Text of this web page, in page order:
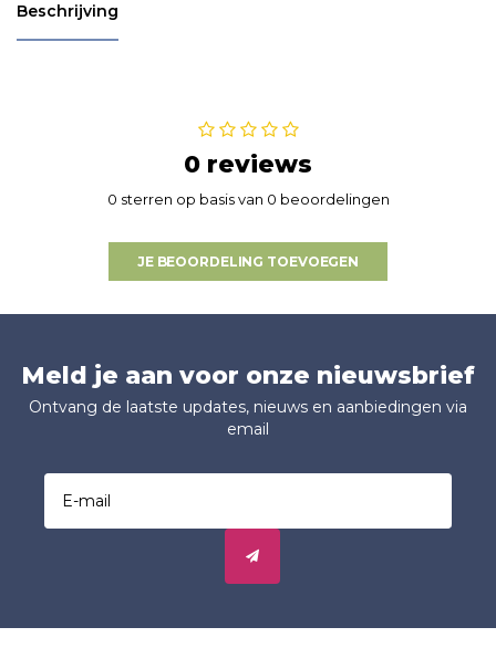
Beschrijving
0 reviews
0 sterren op basis van 0 beoordelingen
JE BEOORDELING TOEVOEGEN
Meld je aan voor onze nieuwsbrief
Ontvang de laatste updates, nieuws en aanbiedingen via
email